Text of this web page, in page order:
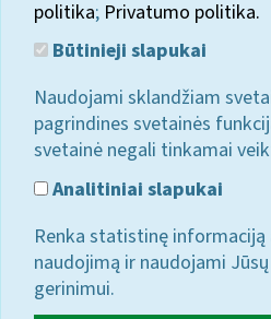
politika; Privatumo politika.
Būtinieji slapukai
Naudojami sklandžiam
pagrindines svetainės
svetainė negali tinkamai
Analitiniai slapukai
Renka statistinę informaciją
naudojimą ir naudojami
gerinimui.